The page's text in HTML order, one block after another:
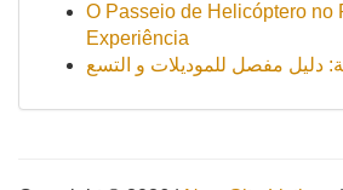
O Passeio de Helicóptero no
Experiência